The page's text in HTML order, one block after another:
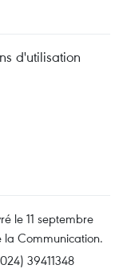
d'utilisation
le 11 septembre
Communication.
39411348